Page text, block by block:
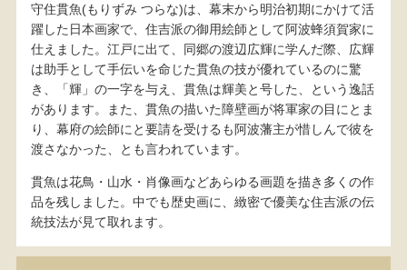
守住貫魚(もりずみ つらな)は、幕末から明治初期にかけて活
躍した日本画家で、住吉派の御用絵師として阿波蜂須賀家に
仕えました。江戸に出て、同郷の渡辺広輝に学んだ際、広輝
は助手として手伝いを命じた貫魚の技が優れているのに驚
き、「輝」の一字を与え、貫魚は輝美と号した、という逸話
があります。また、貫魚の描いた障壁画が将軍家の目にとま
り、幕府の絵師にと要請を受けるも阿波藩主が惜しんで彼を
渡さなかった、とも言われています。
貫魚は花鳥・山水・肖像画などあらゆる画題を描き多くの作
品を残しました。中でも歴史画に、緻密で優美な住吉派の伝
統技法が見て取れます。